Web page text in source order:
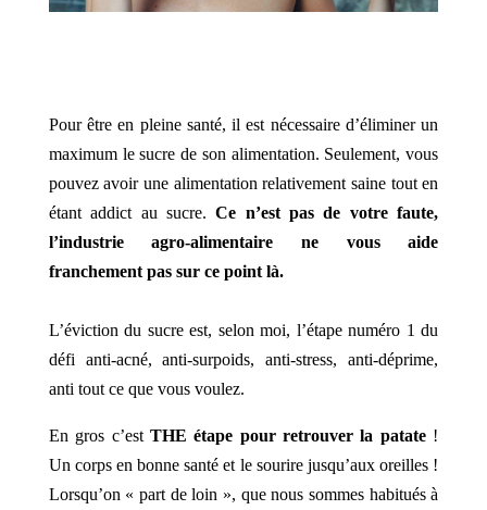
Pour être en pleine santé, il est nécessaire d’éliminer un
maximum le sucre de son alimentation. Seulement, vous
pouvez avoir une alimentation relativement saine tout en
étant addict au sucre.Ce n’est pas de votre faute,
l’industrie agro-alimentaire ne vous aide
franchement pas sur ce point là.
L’éviction du sucre est, selon moi, l’étape numéro 1 du
défi anti-acné, anti-surpoids, anti-stress, anti-déprime,
anti tout ce que vous voulez.
En gros c’est THE étape pour retrouver la patate!
Un corps en bonne santé et le sourire jusqu’aux oreilles !
Lorsqu’on « part de loin », que nous sommes habitués à